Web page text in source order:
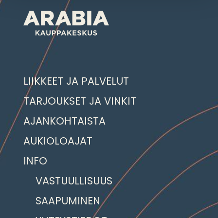
LIIKKEET JA PALVELUT
TARJOUKSET JA VINKIT
AJANKOHTAISTA
AUKIOLOAJAT
INFO
VASTUULLISUUS
SAAPUMINEN